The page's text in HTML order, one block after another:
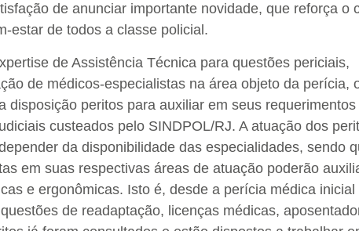
de anunciar importante novidade, que reforça o
estar de todos a classe policial.
de Assistência Técnica para questões periciais,
de médicos-especialistas na área objeto da perícia,
disposição peritos para auxiliar em seus requerimentos
custeados pelo SINDPOL/RJ. A atuação dos
da disponibilidade das especialidades, sendo
em suas respectivas áreas de atuação poderão
e ergonômicas. Isto é, desde a perícia médica inicial
de readaptação, licenças médicas,